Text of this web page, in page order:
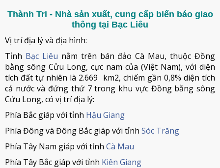
Thành Tri - Nhà sản xuất, cung cấp biển báo giao
thông tại Bạc Liêu
Vị trí địa lý và địa hình:
Tỉnh Bạc Liêu nằm trên bán đảo Cà Mau, thuộc Đồng
bằng sông Cửu Long, cực nam của (Việt Nam), với diện
tích đất tự nhiên là 2.669 km2, chiếm gần 0,8% diện tích
cả nước và đứng thứ 7 trong khu vực Đồng bằng sông
Cửu Long, có vị trí địa lý:
Phía Bắc giáp với tỉnh Hậu Giang
Phía Đông và Đông Bắc giáp với tỉnh Sóc Trăng
Phía Tây Nam giáp với tỉnh Cà Mau
Phía Tây Bắc giáp với tỉnh Kiên Giang